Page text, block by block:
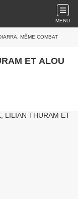
MENU
MÊME COMBAT
ET ALOU